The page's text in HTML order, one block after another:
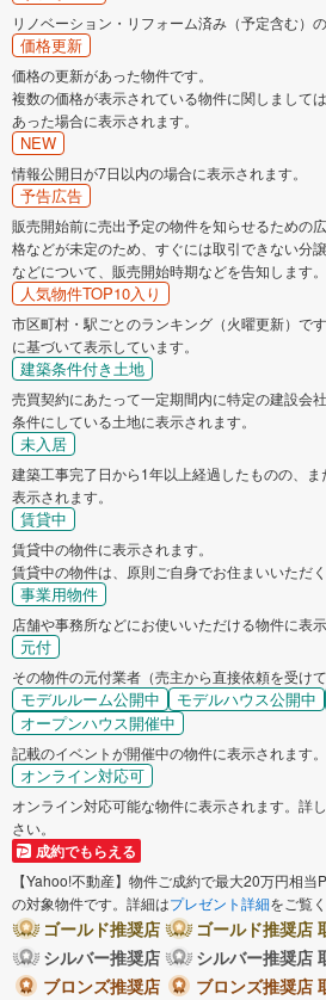
リノベーション・リフォーム済み（予定含む）
価格更新
価格の更新があった物件です。
複数の価格が表示されている物件に関しまして
あった場合に表示されます。
NEW
情報公開日が7日以内の場合に表示されます。
予告広告
販売開始前に売出予定の物件を知らせるための
格などが未定のため、すぐには取引できない分
などについて、販売開始時期などを告知します。
人気物件TOP10入り
市区町村・駅ごとのランキング（火曜更新）で
に基づいて表示しています。
建築条件付き土地
売買契約にあたって一定期間内に特定の建設会
条件にしている土地に表示されます。
未入居
建築工事完了日から1年以上経過したものの、
表示されます。
賃貸中
賃貸中の物件に表示されます。
賃貸中の物件は、原則ご自身でお住まいいただ
事業用物件
店舗や事務所などにお使いいただける物件に表示
元付
その物件の元付業者（売主から直接依頼を受け
モデルルーム公開中 モデルハウス公開中
オープンハウス開催中
記載のイベントが開催中の物件に表示されます。
オンライン対応可
オンライン対応可能な物件に表示されます。詳
さい。
成約でもらえる
【Yahoo!不動産】物件ご成約で最大20万円相当
の対象物件です。詳細はプレゼント詳細をご覧
ゴールド推奨店
ゴールド推奨店
シルバー推奨店
シルバー推奨店
ブロンズ推奨店
ブロンズ推奨店